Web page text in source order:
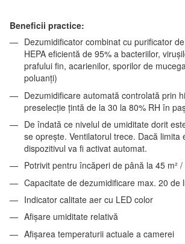
Beneficii practice:
Dezumidificator combinat cu purificator
HEPA eficientă de 95% a bacteriilor,
prafului fin, acarienilor, sporilor de
poluanți)
Dezumidificare automată controlată prin
preselecție țintă de la 30 la 80% RH în
De îndată ce nivelul de umiditate dorit
se oprește. Ventilatorul trece. Dacă limita
dispozitivul va fi activat automat.
Potrivit pentru încăperi de până la 45 m² /
Capacitate de dezumidificare max. 20 de
Indicator calitate aer cu LED color
Afișare umiditate relativă
Afișarea temperaturii actuale a camerei